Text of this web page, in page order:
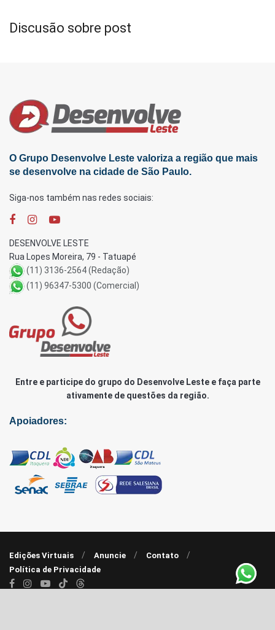
Discusão sobre post
O Grupo Desenvolve Leste valoriza a região que mais
se desenvolve na cidade de São Paulo.
Siga-nos também nas redes sociais:
DESENVOLVE LESTE
Rua Lopes Moreira, 79 - Tatuapé
(11) 3136-2564 (Redação)
(11) 96347-5300 (Comercial)
Entre e participe do grupo do Desenvolve Leste e faça parte
ativamente de questões da região.
Apoiadores:
Edições Virtuais Anuncie
Contato
Política de Privacidade